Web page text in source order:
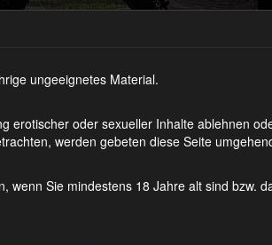
dem Parkplatz doch einfach nur abpissen.
im Ruhrgebiet war. Für die
ungeeignetes Material.
erotischer oder sexueller Inhalte ablehnen
werden gebeten diese Seite
wenn Sie mindestens 18 Jahre alt sind bzw.